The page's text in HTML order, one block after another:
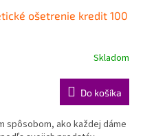
ošetrenie kredit 100
Skladom
Do košíka
spôsobom, ako každej dáme